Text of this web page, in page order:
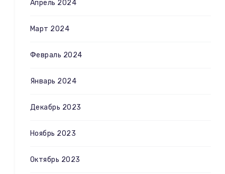
Апрель 2024
Март 2024
Февраль 2024
Январь 2024
Декабрь 2023
Ноябрь 2023
Октябрь 2023